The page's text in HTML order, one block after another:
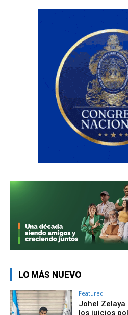
LO MÁS NUEVO
Featured
Johel Zelaya
los juicios